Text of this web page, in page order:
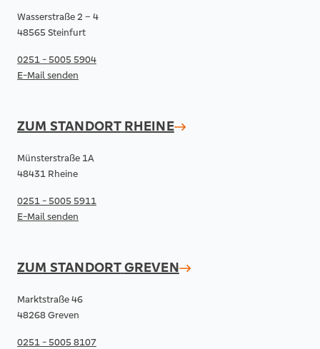
Wasserstraße 2 – 4
48565 Steinfurt
0251 - 5005 5904
E-Mail senden
ZUM STANDORT RHEINE
Münsterstraße 1A
48431 Rheine
0251 - 5005 5911
E-Mail senden
ZUM STANDORTGREVEN
Marktstraße 46
48268 Greven
0251 - 5005 8107